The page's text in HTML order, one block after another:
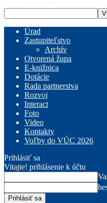
Úrad
Zastupiteľstvo
Archív
Otvorená župa
E-knižnica
Dotácie
Rada partnerstva
Rozvoj
Interact
Foto
Video
Kontakty
Voľby do VÚC 2026
Prihlásiť sa
Vitajte! prihlásenie k účtu